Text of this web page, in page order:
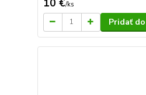
10 €/ks
Pridať